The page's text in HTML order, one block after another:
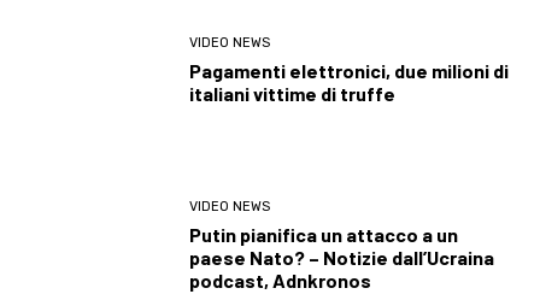
VIDEO NEWS
Pagamenti elettronici, due milioni di
italiani vittime di truffe
VIDEO NEWS
Putin pianifica un attacco a un
paese Nato? – Notizie dall’Ucraina
podcast, Adnkronos